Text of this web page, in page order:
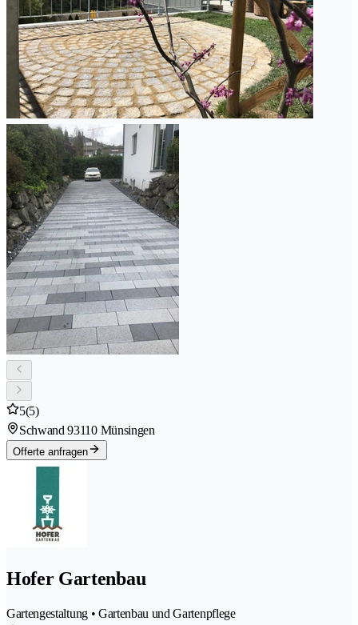
5(5)
Schwand 93110 Münsingen
Offerte anfragen
Hofer Gartenbau
Gartengestaltung • Gartenbau und Gartenpflege